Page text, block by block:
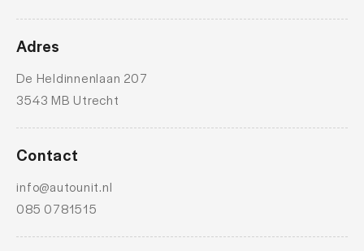
Adres
De Heldinnenlaan 207
3543 MB Utrecht
Contact
info@autounit.nl
085 0781515